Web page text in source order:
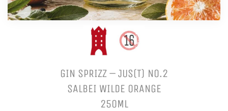
GIN SPRIZZ – JUS(T) NO.2
SALBEI WILDE ORANGE
250ML